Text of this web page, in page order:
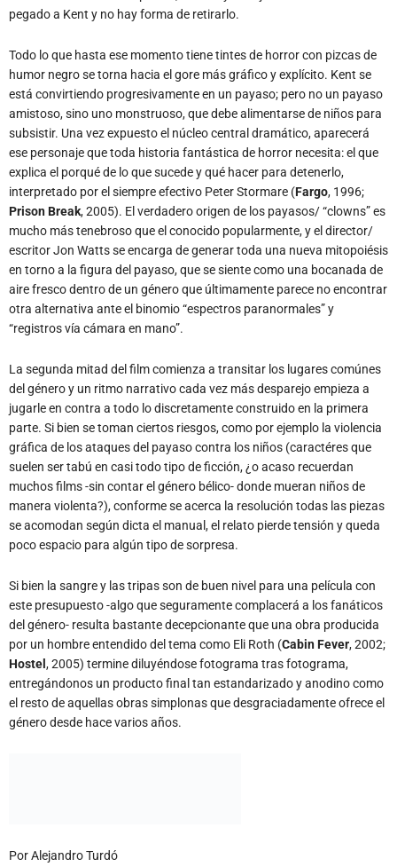
Todo lo que hasta ese momento tiene tintes de horror con pizcas de
humor negro se torna hacia el gore más gráfico y explícito. Kent se
amistoso, sino uno monstruoso, que debe alimentarse de niños para
subsistir. Una vez expuesto el núcleo central dramático, aparecerá
ese personaje que toda historia fantástica de horror necesita: el que
explica el porqué de lo que sucede y qué hacer para detenerlo,
interpretado por el siempre efectivo Peter Stormare (Fargo, 1996;
Prison Break, 2005). El verdadero origen de los payasos/ “clowns” es
mucho más tenebroso que el conocido popularmente, y el director/
escritor Jon Watts se encarga de generar toda una nueva mitopoiésis
en torno a la figura del payaso, que se siente como una bocanada de
aire fresco dentro de un género que últimamente parece no encontrar
otra alternativa ante el binomio “espectros paranormales” y
“registros vía cámara en mano”.
La segunda mitad del film comienza a transitar los lugares comúnes
del género y un ritmo narrativo cada vez más desparejo empieza a
parte. Si bien se toman ciertos riesgos, como por ejemplo la violencia
gráfica de los ataques del payaso contra los niños (caractéres que
suelen ser tabú en casi todo tipo de ficción, ¿o acaso recuerdan
muchos films -sin contar el género bélico- donde mueran niños de
manera violenta?), conforme se acerca la resolución todas las piezas
se acomodan según dicta el manual, el relato pierde tensión y queda
poco espacio para algún tipo de sorpresa.
Si bien la sangre y las tripas son de buen nivel para una película con
este presupuesto -algo que seguramente complacerá a los fanáticos
por un hombre entendido del tema como Eli Roth (Cabin Fever, 2002;
Hostel, 2005) termine diluyéndose fotograma tras fotograma,
entregándonos un producto final tan estandarizado y anodino como
el resto de aquellas obras simplonas que desgraciadamente ofrece el
género desde hace varios años.